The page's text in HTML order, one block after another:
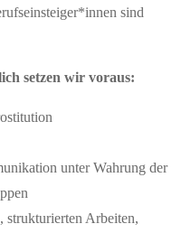
sind
setzen wir voraus:
unter Wahrung der
strukturierten Arbeiten,